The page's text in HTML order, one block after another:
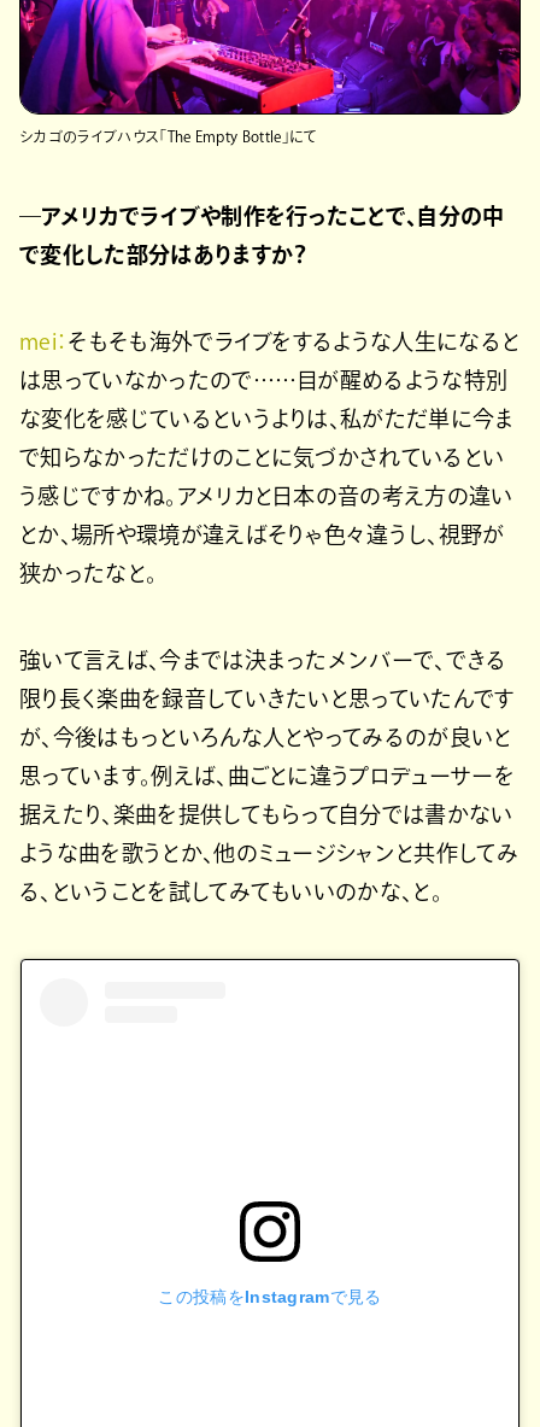
シカゴのライブハウス「The Empty Bottle」にて
―アメリカでライブや制作を行ったことで、自分の中
で変化した部分はありますか？
mei： そもそも海外でライブをするような人生になると
は思っていなかったので……目が醒めるような特別
な変化を感じているというよりは、私がただ単に今ま
で知らなかっただけのことに気づかされているとい
う感じですかね。アメリカと日本の音の考え方の違い
とか、場所や環境が違えばそりゃ色々違うし、視野が
狭かったなと。
強いて言えば、今までは決まったメンバーで、できる
限り長く楽曲を録音していきたいと思っていたんです
が、今後はもっといろんな人とやってみるのが良いと
思っています。例えば、曲ごとに違うプロデューサーを
据えたり、楽曲を提供してもらって自分では書かない
ような曲を歌うとか、他のミュージシャンと共作してみ
る、ということを試してみてもいいのかな、と。
この投稿をInstagramで見る